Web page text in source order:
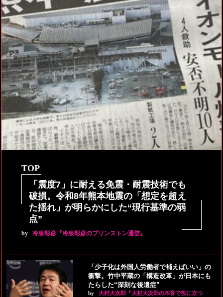
TOP
「震度7」に耐える免震・耐震技術でも
破損。令和8年熊本地震の「想定を超え
た揺れ」が明らかにした“現行基準の弱
点”
by 冷泉彰彦『冷泉彰彦のプリンストン通信』
「少子化は外国人労働者で補えばいい」の
衝撃。竹中平蔵の「構造改革」が日本にも
たらした“深刻な後遺症”
by
大村大次郎『大村大次郎の本音で役に立つ